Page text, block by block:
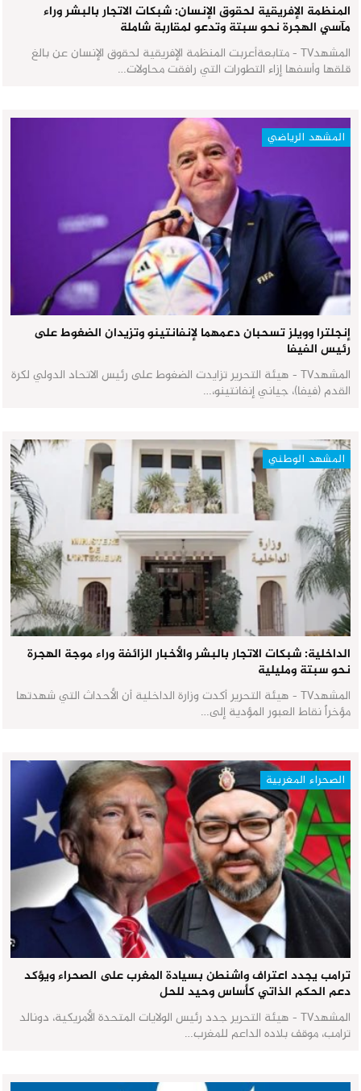
المنظمة الإفريقية لحقوق الإنسان: شبكات الاتجار بالبشر وراء
مآسي الهجرة نحو سبتة وتدعو لمقاربة شاملة
المشهدTV - متابعةأعربت المنظمة الإفريقية لحقوق الإنسان عن بالغ
قلقها وأسفها إزاء التطورات التي رافقت محاولات…
المشهد الرياضي
إنجلترا وويلز تسحبان دعمهما لإنفانتينو وتزيدان الضغوط على
رئيس الفيفا
المشهدTV - هيئة التحرير تزايدت الضغوط على رئيس الاتحاد الدولي لكرة
القدم (فيفا)، جياني إنفانتينو،…
المشهد الوطني
الداخلية: شبكات الاتجار بالبشر والأخبار الزائفة وراء موجة الهجرة
نحو سبتة ومليلية
المشهدTV - هيئة التحرير أكدت وزارة الداخلية أن الأحداث التي شهدتها
مؤخراً نقاط العبور المؤدية إلى…
الصحراء المغربية
ترامب يجدد اعتراف واشنطن بسيادة المغرب على الصحراء ويؤكد
دعم الحكم الذاتي كأساس وحيد للحل
المشهدTV - هيئة التحرير جدد رئيس الولايات المتحدة الأمريكية، دونالد
ترامب، موقف بلاده الداعم للمغرب…